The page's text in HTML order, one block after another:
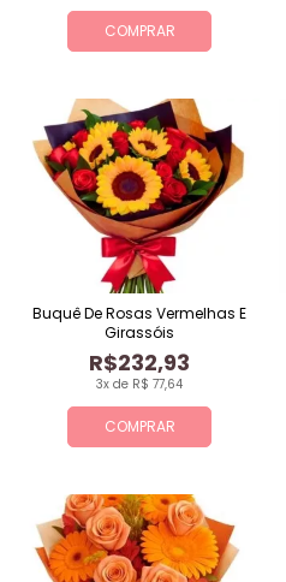
COMPRAR
COMPRAR
3x de R$ 77,64
R$232,93
Buquê De Rosas Vermelhas E
Girassóis